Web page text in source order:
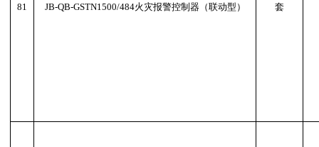
81 JB-QB-GSTN1500/484火灾报警控制器（联动型） 套